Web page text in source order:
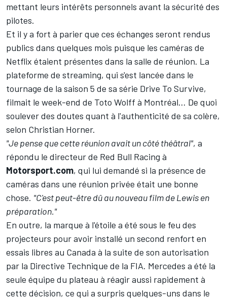
mettant leurs intérêts personnels avant la sécurité des
pilotes.
Et il y a fort à parier que ces échanges seront rendus
publics dans quelques mois puisque les caméras de
Netflix étaient présentes dans la salle de réunion. La
plateforme de streaming, qui s'est lancée dans le
tournage de la saison 5 de sa série Drive To Survive,
filmait le week-end de Toto Wolff à Montréal... De quoi
soulever des doutes quant à l'authenticité de sa colère,
selon Christian Horner.
"Je pense que cette réunion avait un côté théâtral", a
répondu le directeur de Red Bull Racing à
Motorsport.com, qui lui demandé si la présence de
caméras dans une réunion privée était une bonne
chose. "C'est peut-être dû au nouveau film de Lewis en
préparation."
En outre, la marque à l'étoile a été sous le feu des
projecteurs pour avoir installé un second renfort en
essais libres au Canada à la suite de son autorisation
par la Directive Technique de la FIA. Mercedes a été la
seule équipe du plateau à réagir aussi rapidement à
cette décision, ce qui a surpris quelques-uns dans le